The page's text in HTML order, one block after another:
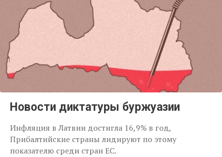
Новости диктатуры буржуазии
Инфляция в Латвии достигла 16,9% в год,
Прибалтийские страны лидируют по этому
показателю среди стран ЕС.